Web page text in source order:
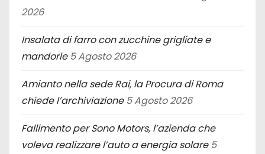
2026
Insalata di farro con zucchine grigliate e
mandorle 5 Agosto 2026
Amianto nella sede Rai, la Procura di Roma
chiede l’archiviazione 5 Agosto 2026
Fallimento per Sono Motors, l’azienda che
voleva realizzare l’auto a energia solare 5